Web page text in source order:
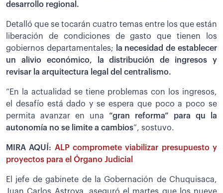
desarrollo regional.
Detalló que se tocarán cuatro temas entre los que están
liberación de condiciones de gasto que tienen los
gobiernos departamentales;
la necesidad de establecer
un alivio económico, la distribución de ingresos y
revisar la arquitectura legal del centralismo.
”En la actualidad se tiene problemas con los ingresos,
el desafío está dado y se espera que poco a poco se
permita avanzar en una “gran reforma” para qu la
autonomía no se limite a cambios”, sostuvo.
MIRA AQUÍ: ALP compromete viabilizar presupuesto y
proyectos para el Órgano Judicial
El jefe de gabinete de la Gobernación de Chuquisaca,